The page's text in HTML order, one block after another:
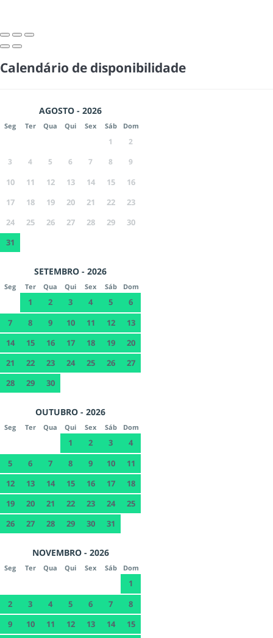
Calendário de disponibilidade
AGOSTO - 2026
Seg Ter Qua Qui Sex Sáb Dom
1
2
3
4 5 6 7 8 9
10 11 12 13 14 15
16
17
18 19 20 21 22
23
24
25 26 27 28 29
30
31
SETEMBRO - 2026
Seg Ter Qua Qui Sex Sáb Dom
1 2 3 4 5
6
7
8 9 10 11 12
13
14
15 16 17 18 19
20
21
22 23 24 25 26
27
28
29 30
OUTUBRO - 2026
Seg Ter Qua Qui Sex Sáb Dom
1 2 3
4
5
6 7 8 9 10
11
12
13 14 15 16 17
18
19
20 21 22 23 24
25
26
27 28 29 30 31
NOVEMBRO - 2026
Seg Ter Qua Qui Sex Sáb Dom
1
2
3 4 5 6 7
8
9
10 11 12 13 14
15